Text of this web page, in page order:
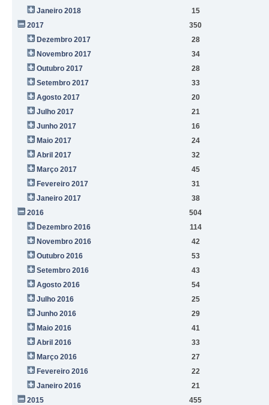
Janeiro 2018
15
2017
350
Dezembro 2017
28
Novembro 2017
34
Outubro 2017
28
Setembro 2017
33
Agosto 2017
20
Julho 2017
21
Junho 2017
16
Maio 2017
24
Abril 2017
32
Março 2017
45
Fevereiro 2017
31
Janeiro 2017
38
2016
504
Dezembro 2016
114
Novembro 2016
42
Outubro 2016
53
Setembro 2016
43
Agosto 2016
54
Julho 2016
25
Junho 2016
29
Maio 2016
41
Abril 2016
33
Março 2016
27
Fevereiro 2016
22
Janeiro 2016
21
2015
455